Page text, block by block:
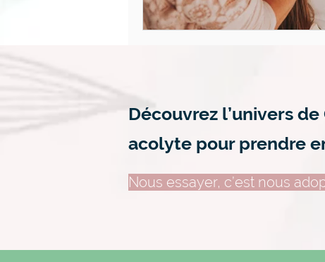
Découvrez l’univers
acolyte pour prendre
Nous essayer, c’est nous